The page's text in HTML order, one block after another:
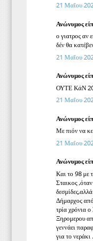
21 Μαΐου
Ανώνυμος
ο γιατρος αν
δέν θα
21 Μαΐου
Ανώνυμος
ΟΥΤΕ ΚάΝ
21 Μαΐου
Ανώνυμος
Με πιόν να
21 Μαΐου
Ανώνυμος
Και το 98 με
Σταικος
Δήμαρχος
τρία χρόνια
Ξηρομερου
γεννάει
για το νεράκι .